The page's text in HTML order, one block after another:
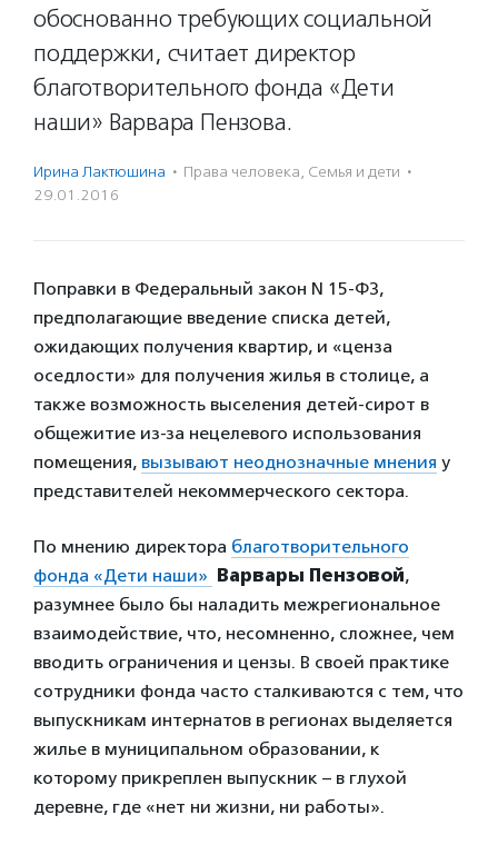
обоснованно требующих социальной
поддержки, считает директор
благотворительного фонда «Дети
наши» Варвара Пензова.
Ирина Лактюшина · Права человека, Семья и дети ·
29.01.2016
Поправки в Федеральный закон N 15-ФЗ,
предполагающие введение списка детей,
ожидающих получения квартир, и «ценза
оседлости» для получения жилья в столице, а
также возможность выселения детей-сирот в
общежитие из-за нецелевого использования
помещения, вызывают неоднозначные мнения у
представителей некоммерческого сектора.
По мнению директора благотворительного
фонда «Дети наши» Варвары Пензовой,
разумнее было бы наладить межрегиональное
взаимодействие, что, несомненно, сложнее, чем
вводить ограничения и цензы. В своей практике
сотрудники фонда часто сталкиваются с тем, что
выпускникам интернатов в регионах выделяется
жилье в муниципальном образовании, к
которому прикреплен выпускник – в глухой
деревне, где «нет ни жизни, ни работы».